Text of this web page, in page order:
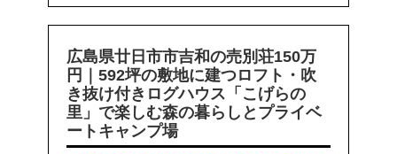
広島県廿日市市吉和の売別荘150万
円｜592坪の敷地に建つロフト・吹
き抜け付きログハウス「こげらの
里」で楽しむ森の暮らしとプライベ
ートキャンプ場